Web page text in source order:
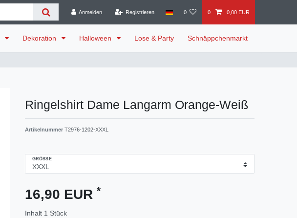
Anmelden Registrieren 0 0 0,00 EUR
Dekoration Halloween Lose & Party Schnäppchenmarkt
Ringelshirt Dame Langarm Orange-Weiß
Artikelnummer T2976-1202-XXXL
GRÖSSE
16,90 EUR *
Inhalt 1 Stück